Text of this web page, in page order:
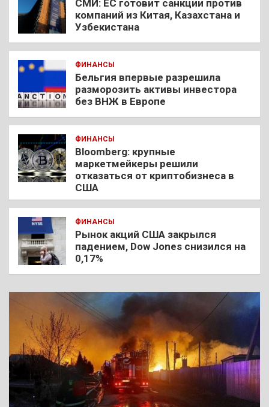
СМИ: ЕС готовит санкции против
компаний из Китая, Казахстана и
Узбекистана
ФИНАНСЫ
Бельгия впервые разрешила
разморозить активы инвестора
без ВНЖ в Европе
ФИНАНСЫ
Bloomberg: крупные
маркетмейкеры решили
отказаться от криптобизнеса в
США
ФИНАНСЫ
Рынок акций США закрылся
падением, Dow Jones снизился на
0,17%